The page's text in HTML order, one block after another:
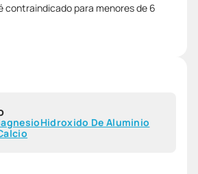
contraindicado para menores de 6
Hidroxido De Aluminio